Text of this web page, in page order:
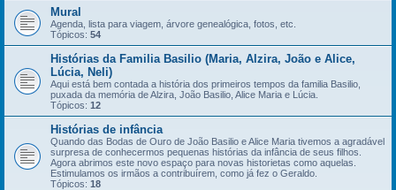
Mural
Agenda, lista para viagem, árvore genealógica, fotos, etc.
Tópicos: 54
Histórias da Familia Basilio (Maria, Alzira, João e Alice,
Lúcia, Neli)
Aqui está bem contada a história dos primeiros tempos da familia Basilio,
puxada da memória de Alzira, João Basilio, Alice Maria e Lúcia.
Tópicos: 12
Histórias de infância
Quando das Bodas de Ouro de João Basilio e Alice Maria tivemos a agradável
surpresa de conhecermos pequenas histórias da infância de seus filhos.
Agora abrimos este novo espaço para novas historietas como aquelas.
Estimulamos os irmãos a contribuírem, como já fez o Geraldo.
Tópicos: 18